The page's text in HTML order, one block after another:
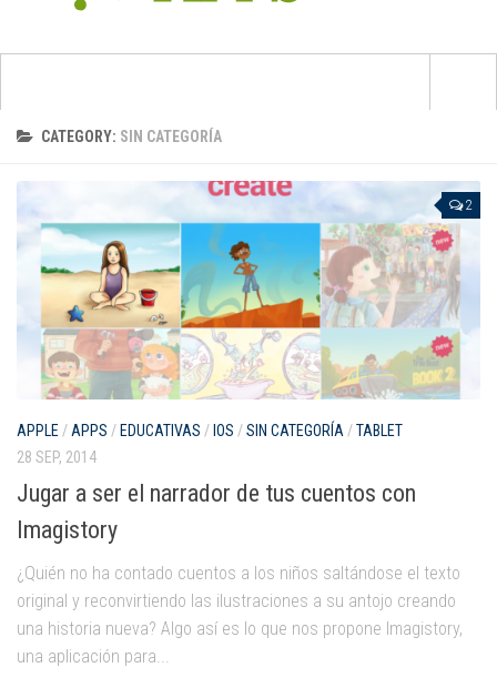
Apps
para pintar y dibujar
de cuentos e historias
para jugar con la música
de matemáticas
para darle al coco
Android
Apple
Kindle Fire
Juegos
Educativas
CATEGORY: SIN CATEGORÍA
2
APPLE / APPS / EDUCATIVAS / IOS /SIN CATEGORÍA /TABLET
28 SEP, 2014
Jugar a ser el narrador de tus cuentos con
Imagistory
¿Quién no ha contado cuentos a los niños saltándose el texto
original y reconvirtiendo las ilustraciones a su antojo creando
una historia nueva? Algo así es lo que nos propone Imagistory,
una aplicación para...